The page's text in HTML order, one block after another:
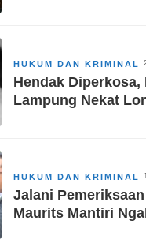
HUKUM DAN KRIMINAL
Hendak Diperkosa,
Lampung Nekat
HUKUM DAN KRIMINAL
Jalani
Maurits Mantiri